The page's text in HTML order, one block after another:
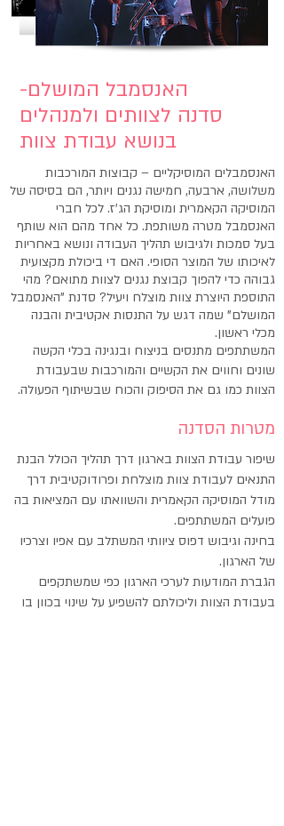
-האנסמבל המושלם
סדנה לצוותים ולמנהלים
בנושא עבודת צוות
האנסמבלים המוסיקליים – קבוצות המורכבות
משלושה, ארבעה, חמישה נגנים ויותר, הם בסיסה של
המוסיקה הקאמרית ומוסיקת הג'ז. לכל חברי
האנסמבל מטרה משותפת. כל אחד מהם הוא שותף
בעל סמכות ולגיבוש תהליך העבודה ונושא באחריות
לאיכותו של המוצר הסופי. האם די ביכולת מקצועית
גבוהה כדי להפוך קבוצת נגנים לצוות מתואם? מהי
התוספת היוצרת צוות מוצלח ויעיל? סדנת "האנסמבל
המושלם" שמה דגש על התנסות אקטיבית והבנה
מכלי ראשון.
המשתתפים מתנסים בניצוח ובנגינה בכלי הקשה
שונים וחווים את הקשיים והמורכבות שבעבודת
הצוות כמו גם את הסיפוק והכוח שבשיתוף הפעולה.
מטרות הסדנה
שיפור עבודת הצוות בארגון דרך תהליך הכולל הבנת
התנאים לעבודת צוות מוצלחת ופרודוקטיבית דרך
מודל המוסיקה הקאמרית והשוואתו עם המציאות בה
פועלים המשתתפים.
בחינה וגיבוש דפוס ציוותי המשתלב עם אפיו וצרכיו
של הארגון.
הגברת המודעות לערכי הארגון כפי שמשתקפים
בעבודת הצוות וליכולתם להשפיע על שינוי בכוון בו